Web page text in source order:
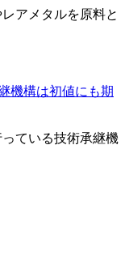
アメタルを原料と
機構は初値にも期
ている技術承継機